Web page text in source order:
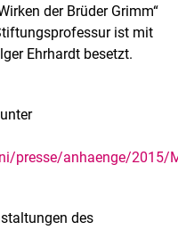
der Brüder Grimm“
ist mit
Ehrhardt besetzt.
presse/anhaenge/2015/
des